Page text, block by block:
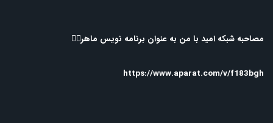
مصاحبه شبکه امید با من به عنوان برنامه نویس ماهر👇🏻
https://www.aparat.com/v/f183bgh